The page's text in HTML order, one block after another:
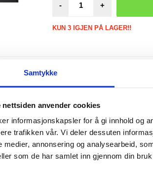
Samtykke
nettsiden anvender cookies
informasjonskapsler for å gi innhold og
trafikken vår. Vi deler dessuten
medier, annonsering og analysearbeid,
som de har samlet inn gjennom din
- +
KUN 3 IGJEN PÅ LAGER!!
LURER DU PÅ NOE? SPØR OSS!
for Huawei Pura 80 Ultra
Northjo kameralinsebeskytter. Med en
som den gir robust beskyttelse. Det 9H herdede
enkel, verktøyfri montering kan du forbedre